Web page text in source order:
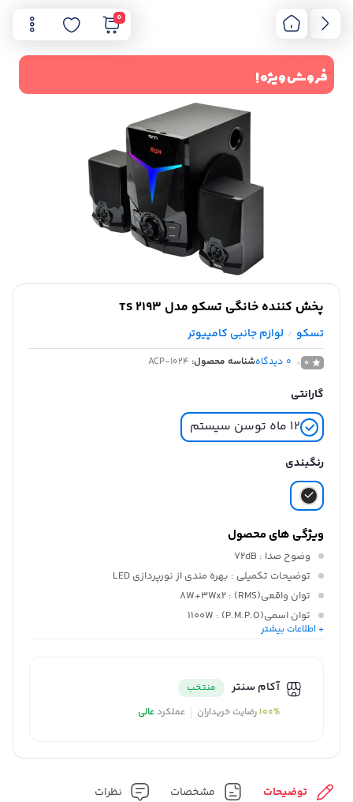
0
فروش ویژه !
پخش کننده خانگی تسکو مدل TS 2193
تسکو / لوازم جانبی کامپیوتر
0
0 دیدگاهشناسه محصول: 1024-ACP
گارانتی
۱۲ ماه توسن سیستم
رنگبندی
ویژگی های محصول
وضوح صدا : 72dB
توضیحات تکمیلی : بهره مندی از نورپردازی LED
توان واقعی(RMS)
: 8W+3Wx2
توان اسمی(P.M.P.O)
: 1100W
پشتیبانی فاصله
+ اطلاعات بیشتر
آکام سنتر
منتخب
100%رضایت خریداران عملکردعالی
توضیحات مشخصات نظرات